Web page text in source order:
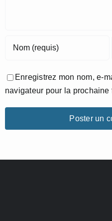
Enregistrez mon nom, e-
navigateur pour la